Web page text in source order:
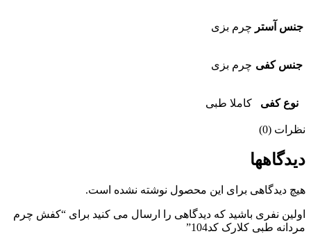
جنس آستر چرم بزی
جنس کفی چرم بزی
نوع کفی کاملا طبی
نظرات (0)
دیدگاهها
هیچ دیدگاهی برای این محصول نوشته نشده است.
اولین نفری باشید که دیدگاهی را ارسال می کنید برای “کفش چرم
مردانه طبی کلارک کد104”